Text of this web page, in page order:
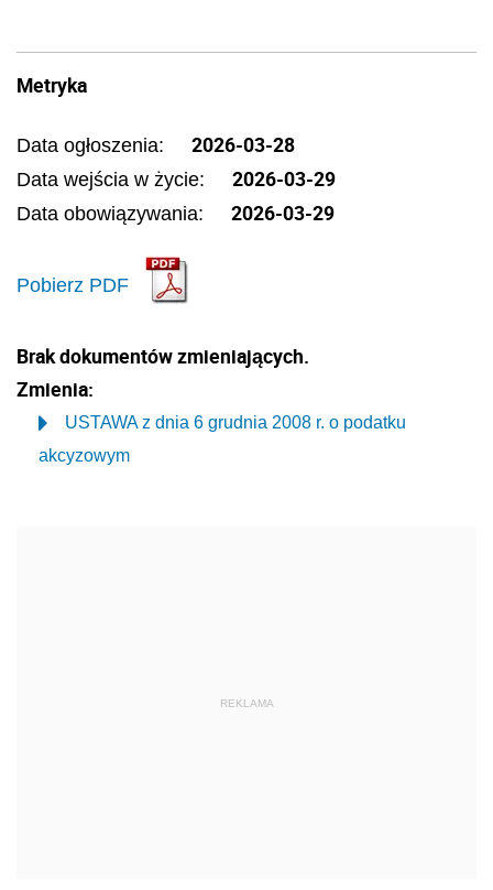
Metryka
Data ogłoszenia: 2026-03-28
Data wejścia w życie: 2026-03-29
Data obowiązywania: 2026-03-29
Pobierz PDF
Brak dokumentów zmieniających.
Zmienia:
USTAWA z dnia 6 grudnia 2008 r. o podatku
akcyzowym